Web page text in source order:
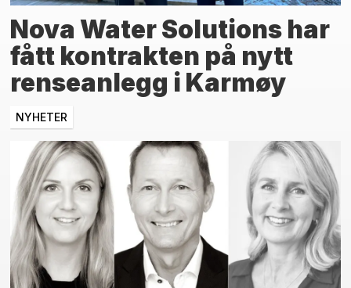
Nova Water Solutions har
fått kontrakten på nytt
renseanlegg i Karmøy
NYHETER